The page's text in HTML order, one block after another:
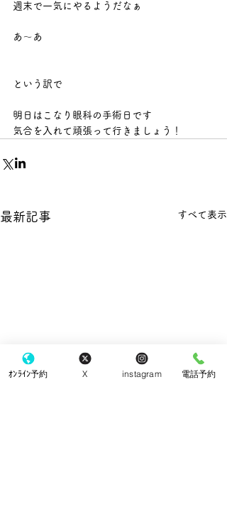
週末で一気にやるようだなぁ
あ～あ
という訳で
明日はこなり眼科の手術日です
気合を入れて頑張って行きましょう！
最新記事 すべて表示
ｵﾝﾗｲﾝ予約 X instagram 電話予約